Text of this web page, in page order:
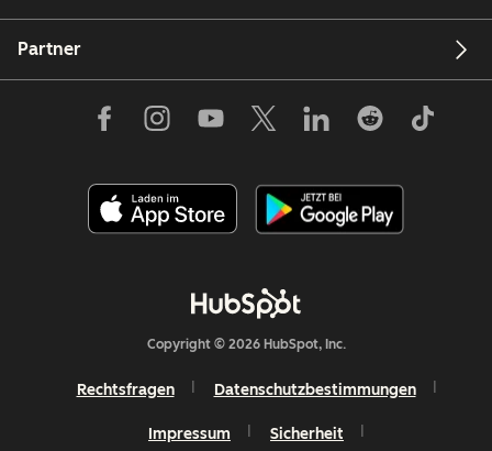
Partner
Copyright © 2026 HubSpot, Inc.
Rechtsfragen Datenschutzbestimmungen
Impressum Sicherheit